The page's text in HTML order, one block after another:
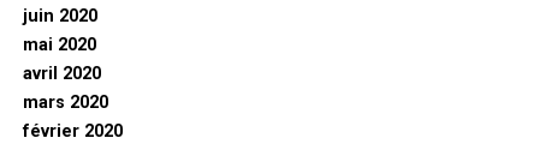
juin 2020
mai 2020
avril 2020
mars 2020
février 2020